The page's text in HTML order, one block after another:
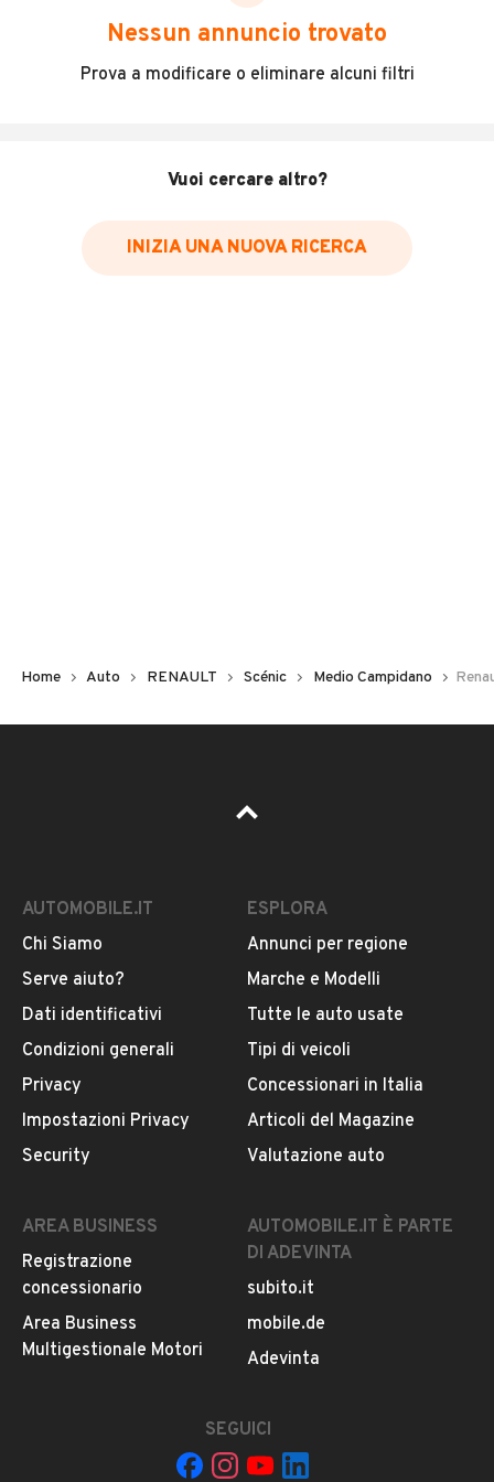
scegliere in modo trasparente e sicuro, come:
Incidenti in cui è stato coinvolto il veicolo
Data e luogo delle revisioni effettuate
Inserisci il numero di targa per verificare la disponibilità
Pubblicità
DESCRIZIONE
Nuovissima Renault Scenic cross,1.5 dci
Navigatore, retrocamera,cerchi in lega, doppie chiavi
Possibilità di finanziamento anche senza busta paga
INFORMAZIONI VEICOLO
DATI BASE CONSUMI
Nessun annuncio trovato
Prova a modificare o eliminare alcuni filtri
Vuoi cercare altro?
INIZIA UNA NUOVA RICERCA
Home Auto RENAULT Scénic Medio Campidano
AUTOMOBILE.IT
Chi Siamo
Serve aiuto?
Dati identificativi
Condizioni generali
Privacy
Impostazioni Privacy
Security
ESPLORA
Annunci per regione
Marche e Modelli
Tutte le auto usate
Tipi di veicoli
Concessionari in Italia
Articoli del Magazine
Valutazione auto
AREA BUSINESS
Registrazione
concessionario
Area Business
Multigestionale Motori
AUTOMOBILE.IT È PARTE
DI ADEVINTA
subito.it
mobile.de
Adevinta
SEGUICI